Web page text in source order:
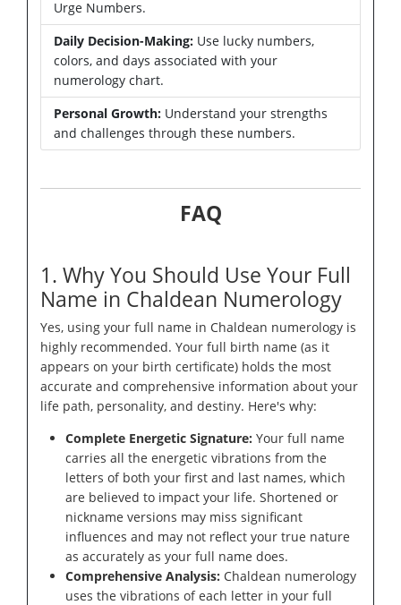
Urge Numbers.
Daily Decision-Making: Use lucky numbers,
colors, and days associated with your
numerology chart.
Personal Growth: Understand your strengths
and challenges through these numbers.
FAQ
1. Why You Should Use Your Full
Name in Chaldean Numerology
Yes, using your full name in Chaldean numerology is
highly recommended. Your full birth name (as it
appears on your birth certificate) holds the most
accurate and comprehensive information about your
life path, personality, and destiny. Here's why:
Complete Energetic Signature: Your full name
carries all the energetic vibrations from the
letters of both your first and last names, which
are believed to impact your life. Shortened or
nickname versions may miss significant
influences and may not reflect your true nature
as accurately as your full name does.
Comprehensive Analysis: Chaldean numerology
uses the vibrations of each letter in your full